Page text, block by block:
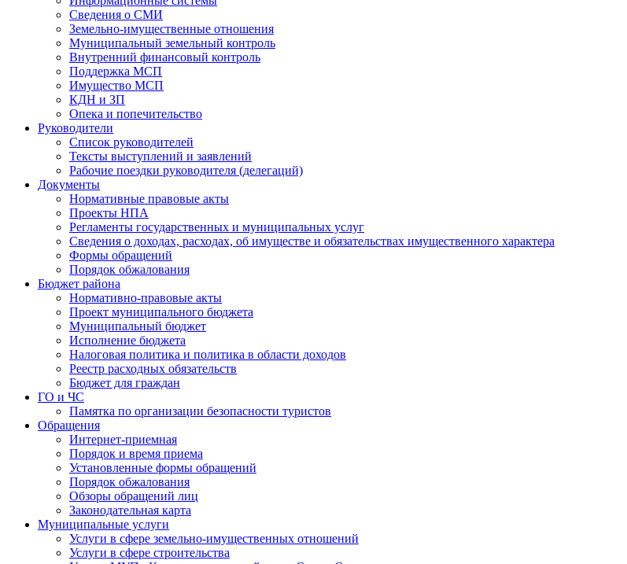
Сведения о СМИ
Земельно-имущественные отношения
Муниципальный земельный контроль
Внутренний финансовый контроль
Поддержка МСП
Имущество МСП
КДН и ЗП
Опека и попечительство
Руководители
Список руководителей
Тексты выступлений и заявлений
Рабочие поездки руководителя (делегаций)
Документы
Нормативные правовые акты
Проекты НПА
Регламенты государственных и муниципальных услуг
Сведения о доходах, расходах, об имуществе и обязательствах имущественного характера
Формы обращений
Порядок обжалования
Бюджет района
Нормативно-правовые акты
Проект муниципального бюджета
Муниципальный бюджет
Исполнение бюджета
Налоговая политика и политика в области доходов
Реестр расходных обязательств
Бюджет для граждан
ГО и ЧС
Памятка по организации безопасности туристов
Обращения
Интернет-приемная
Порядок и время приема
Установленные формы обращений
Порядок обжалования
Обзоры обращений лиц
Законодательная карта
Муниципальные услуги
Услуги в сфере земельно-имущественных отношений
Услуги в сфере строительства